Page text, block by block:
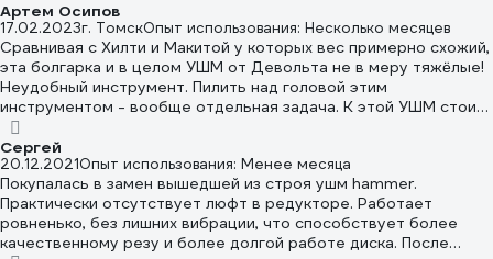
Артем Осипов
17.02.2023г. ТомскОпыт использования: Несколько месяцев
Сравнивая с Хилти и Макитой у которых вес примерно схожий,
эта болгарка и в целом УШМ от Девольта не в меру тяжëлые!
Неудобный инструмент. Пилить над головой этим
инструментом - вообще отдельная задача. К этой УШМ стоит
брать ещë УШМ, но для аккуратных утончëнных задач.
Сергей
20.12.2021Опыт использования: Менее месяца
Покупалась в замен вышедшей из строя ушм hammer.
Практически отсутствует люфт в редукторе. Работает
ровненько, без лишних вибрации, что способствует более
качественному резу и более долгой работе диска. После